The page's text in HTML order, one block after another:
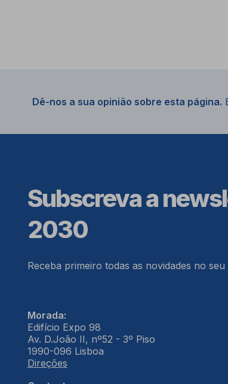
Dê-nos a sua opinião sobre esta página.
Subscreva a
2030
Receba primeiro todas as novidades no seu
Morada:
Edifício Expo 98
Av. D.João II, nº52 - 3º Piso
1990-096 Lisboa
Direções